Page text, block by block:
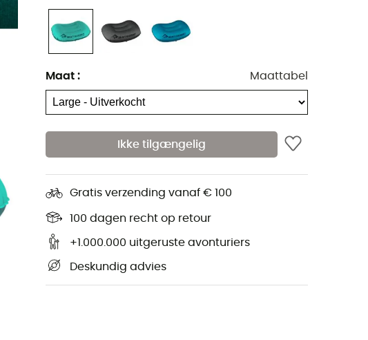
Maat : Maattabel
Ikke tilgængelig
Gratis verzending vanaf € 100
100 dagen recht op retour
+1.000.000 uitgeruste avonturiers
Deskundig advies